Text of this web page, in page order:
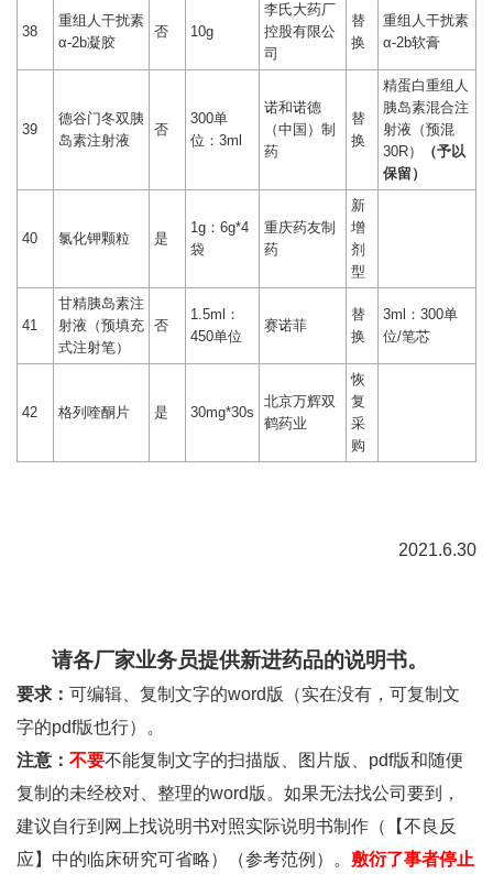
38
重组人干扰素
α-2b凝胶
否 10g
李氏大药厂
控股有限公
司
替
换
重组人干扰素
α-2b软膏
39
德谷门冬双胰
岛素注射液
否
300单
位：3ml
诺和诺德
（中国）制
药
替
换
精蛋白重组人
胰岛素混合注
射液（预混
30R）
（予以
保留）
40 氯化钾颗粒 是
1g：6g*4
袋
重庆药友制
药
新
增
剂
型
41
甘精胰岛素注
射液（预填充
式注射笔）
否
1.5ml：
450单位
赛诺菲
替
换
3ml：300单
位/笔芯
42 格列喹酮片 是 30mg*30s
北京万辉双
鹤药业
恢
复
采
购
2021.6.30
请各厂家业务员提供新进药品的说明书。
要求： 可编辑、复制文字的word版（实在没有，可复制文
字的pdf版也行）。
注意： 不要不能复制文字的扫描版、图片版、pdf版和随便
复制的未经校对、整理的word版。如果无法找公司要到，
建议自行到网上找说明书对照实际说明书制作（【不良反
应】中的临床研究可省略）（参考范例）。 敷衍了事者停止